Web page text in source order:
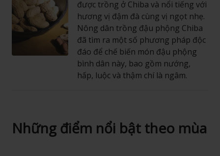
được trồng ở Chiba và nổi tiếng với
hương vị đậm đà cùng vị ngọt nhẹ.
Nông dân trồng đậu phộng Chiba
đã tìm ra một số phương pháp độc
đáo để chế biến món đậu phộng
bình dân này, bao gồm nướng,
hấp, luộc và thậm chí là ngâm.
Những điểm nổi bật theo mùa